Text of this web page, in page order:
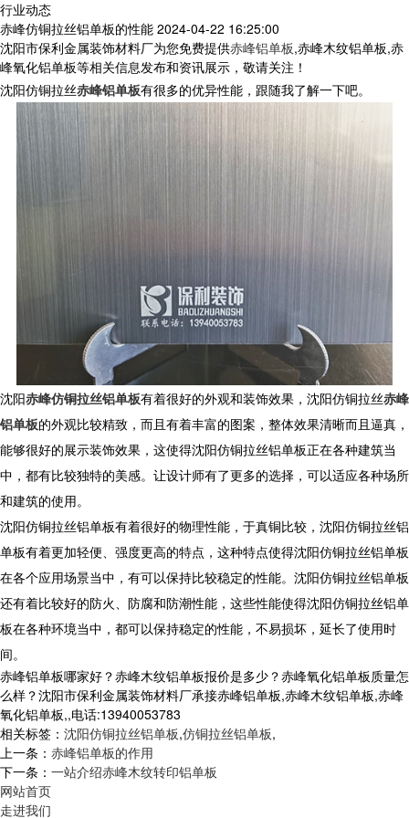
行业动态
赤峰仿铜拉丝铝单板的性能 2024-04-22 16:25:00
沈阳市保利金属装饰材料厂为您免费提供赤峰铝单板,赤峰木纹铝单板,赤
峰氧化铝单板等相关信息发布和资讯展示，敬请关注！
沈阳仿铜拉丝赤峰铝单板有很多的优异性能，跟随我了解一下吧。
沈阳赤峰仿铜拉丝铝单板有着很好的外观和装饰效果，沈阳仿铜拉丝赤峰
铝单板的外观比较精致，而且有着丰富的图案，整体效果清晰而且逼真，
能够很好的展示装饰效果，这使得沈阳仿铜拉丝铝单板正在各种建筑当
中，都有比较独特的美感。让设计师有了更多的选择，可以适应各种场所
和建筑的使用。
沈阳仿铜拉丝铝单板有着很好的物理性能，于真铜比较，沈阳仿铜拉丝铝
单板有着更加轻便、强度更高的特点，这种特点使得沈阳仿铜拉丝铝单板
在各个应用场景当中，有可以保持比较稳定的性能。沈阳仿铜拉丝铝单板
还有着比较好的防火、防腐和防潮性能，这些性能使得沈阳仿铜拉丝铝单
板在各种环境当中，都可以保持稳定的性能，不易损坏，延长了使用时
间。
赤峰铝单板哪家好？赤峰木纹铝单板报价是多少？赤峰氧化铝单板质量怎
么样？沈阳市保利金属装饰材料厂承接赤峰铝单板,赤峰木纹铝单板,赤峰
氧化铝单板,,电话:13940053783
相关标签： 沈阳仿铜拉丝铝单板,仿铜拉丝铝单板,
上一条： 赤峰铝单板的作用
下一条： 一站介绍赤峰木纹转印铝单板
网站首页
走进我们